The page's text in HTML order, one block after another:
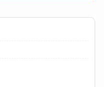
【100均】ダイソー/